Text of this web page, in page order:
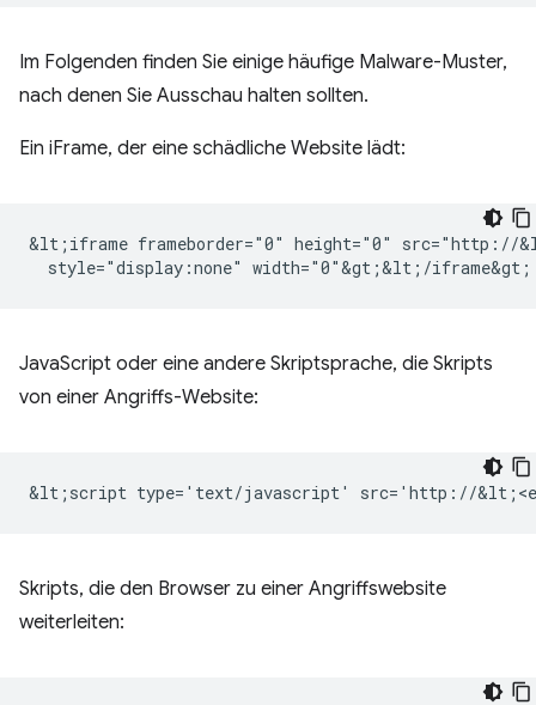
Im Folgenden finden Sie einige häufige Malware-Muster,
nach denen Sie Ausschau halten sollten.
Ein iFrame, der eine schädliche Website lädt:
&lt;iframe frameborder="0" height="0" src="http://
JavaScript oder eine andere Skriptsprache, die Skripts
von einer Angriffs-Website:
Skripts, die den Browser zu einer Angriffswebsite
weiterleiten: